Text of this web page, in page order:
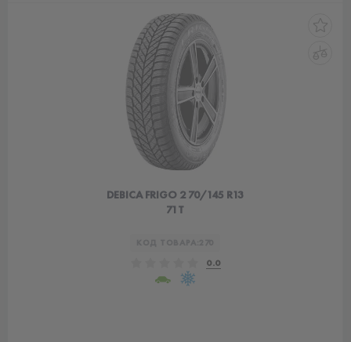
DEBICA FRIGO 2 70/145 R13
71T
0.0